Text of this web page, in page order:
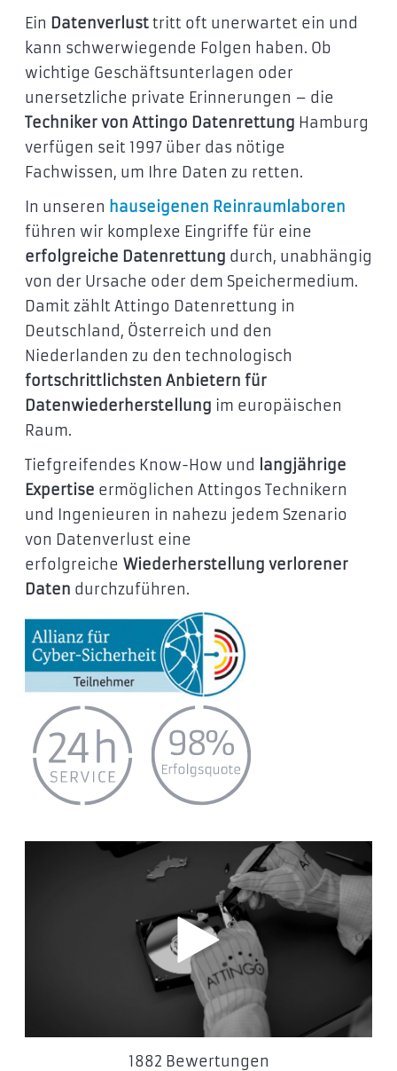
Ein Datenverlust tritt oft unerwartet ein und
kann schwerwiegende Folgen haben. Ob
wichtige Geschäftsunterlagen oder
unersetzliche private Erinnerungen – die
Techniker von Attingo Datenrettung Hamburg
verfügen seit 1997 über das nötige
Fachwissen, um Ihre Daten zu retten.
In unseren hauseigenen Reinraumlaboren
führen wir komplexe Eingriffe für eine
erfolgreiche Datenrettung durch, unabhängig
von der Ursache oder dem Speichermedium.
Damit zählt Attingo Datenrettung in
Deutschland, Österreich und den
Niederlanden zu den technologisch
fortschrittlichsten Anbietern für
Datenwiederherstellung im europäischen
Raum.
Tiefgreifendes Know-How und langjährige
Expertise ermöglichen Attingos Technikern
und Ingenieuren in nahezu jedem Szenario
von Datenverlust eine
erfolgreiche Wiederherstellung verlorener
Daten durchzuführen.
1882 Bewertungen